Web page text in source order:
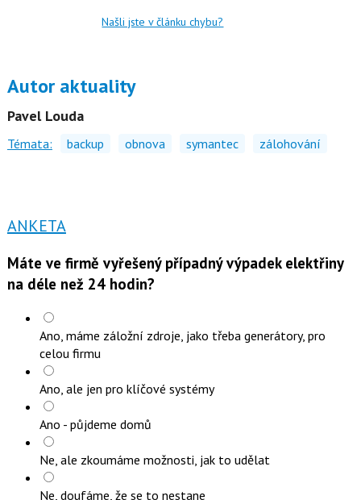
Našli jste v článku chybu?
Autor aktuality
Pavel Louda
Témata: backup obnova symantec zálohování
ANKETA
Máte ve firmě vyřešený případný výpadek elektřiny
na déle než 24 hodin?
Ano, máme záložní zdroje, jako třeba generátory, pro
celou firmu
Ano, ale jen pro klíčové systémy
Ano - půjdeme domů
Ne, ale zkoumáme možnosti, jak to udělat
Ne, doufáme, že se to nestane